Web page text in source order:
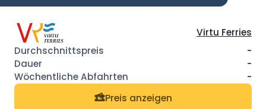
Virtu Ferries
-
-
-
Preis anzeigen